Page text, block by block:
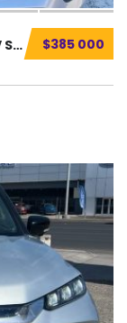
$385 000
JEEP COMPASS HIGH ALTITUDE 2022 SUV SEMINUEV...